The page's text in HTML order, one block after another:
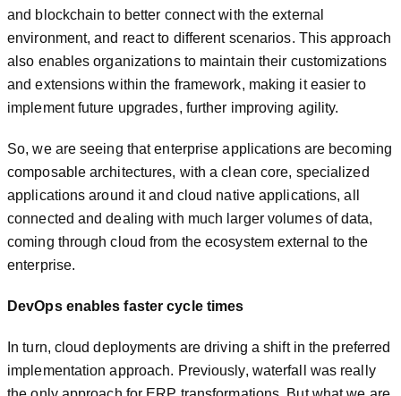
and blockchain to better connect with the external
environment, and react to different scenarios. This approach
also enables organizations to maintain their customizations
and extensions within the framework, making it easier to
implement future upgrades, further improving agility.
So, we are seeing that enterprise applications are becoming
composable architectures, with a clean core, specialized
applications around it and cloud native applications, all
connected and dealing with much larger volumes of data,
coming through cloud from the ecosystem external to the
enterprise.
DevOps enables faster cycle times
In turn, cloud deployments are driving a shift in the preferred
implementation approach. Previously, waterfall was really